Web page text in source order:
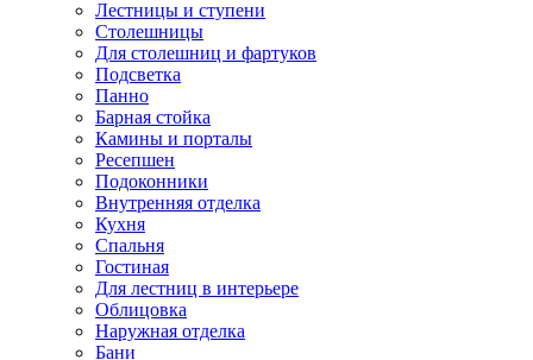
Лестницы и ступени
Столешницы
Для столешниц и фартуков
Подсветка
Панно
Барная стойка
Камины и порталы
Ресепшен
Подоконники
Внутренняя отделка
Кухня
Спальня
Гостиная
Для лестниц в интерьере
Облицовка
Наружная отделка
Бани